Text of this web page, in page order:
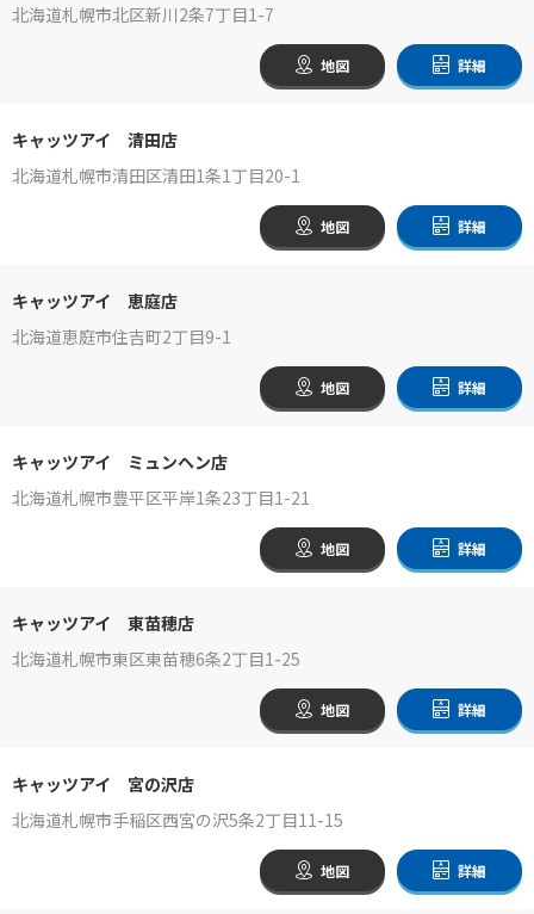
北海道札幌市北区新川2条7丁目1-7
地図 詳細
キャッツアイ 清田店
北海道札幌市清田区清田1条1丁目20-1
地図 詳細
キャッツアイ 恵庭店
北海道恵庭市住吉町2丁目9-1
地図 詳細
キャッツアイ ミュンヘン店
北海道札幌市豊平区平岸1条23丁目1-21
地図 詳細
キャッツアイ 東苗穂店
北海道札幌市東区東苗穂6条2丁目1-25
地図 詳細
キャッツアイ 宮の沢店
北海道札幌市手稲区西宮の沢5条2丁目11-15
地図 詳細